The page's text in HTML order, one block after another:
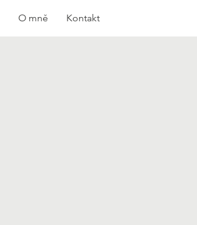
O mně Kontakt